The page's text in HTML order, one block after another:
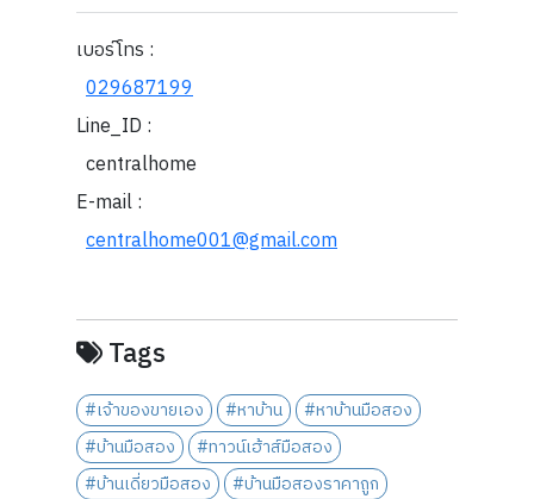
เบอร์โทร :
029687199
Line_ID :
centralhome
E-mail :
centralhome001@gmail.com
Tags
#เจ้าของขายเอง #หาบ้าน
#หาบ้านมือสอง
#บ้านมือสอง
#ทาวน์เฮ้าส์มือสอง
#บ้านเดี่ยวมือสอง
#บ้านมือสองราคาถูก